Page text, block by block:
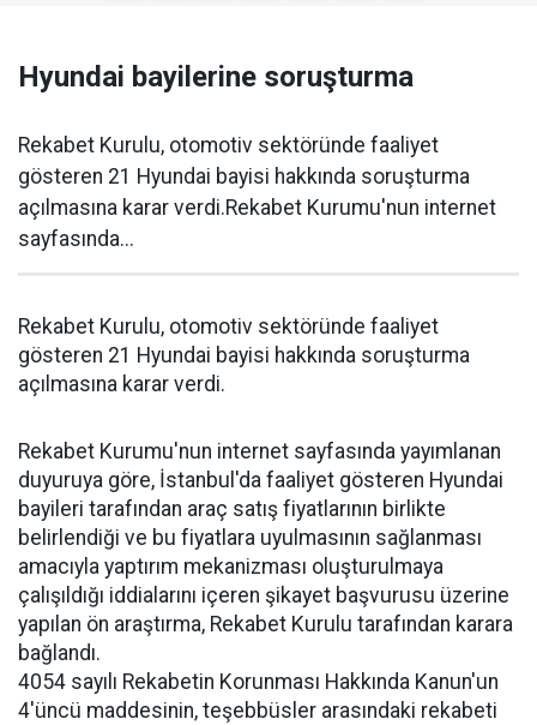
Hyundai bayilerine soruşturma
Rekabet Kurulu, otomotiv sektöründe faaliyet
gösteren 21 Hyundai bayisi hakkında soruşturma
açılmasına karar verdi.Rekabet Kurumu'nun internet
sayfasında...
Rekabet Kurulu, otomotiv sektöründe faaliyet
gösteren 21 Hyundai bayisi hakkında soruşturma
açılmasına karar verdi.
Rekabet Kurumu'nun internet sayfasında yayımlanan
duyuruya göre, İstanbul'da faaliyet gösteren Hyundai
bayileri tarafından araç satış fiyatlarının birlikte
belirlendiği ve bu fiyatlara uyulmasının sağlanması
amacıyla yaptırım mekanizması oluşturulmaya
çalışıldığı iddialarını içeren şikayet başvurusu üzerine
yapılan ön araştırma, Rekabet Kurulu tarafından karara
bağlandı.
4054 sayılı Rekabetin Korunması Hakkında Kanun'un
4'üncü maddesinin, teşebbüsler arasındaki rekabeti